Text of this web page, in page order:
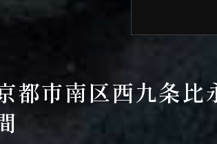
非
地
隠
静かな
都市南区西九条比